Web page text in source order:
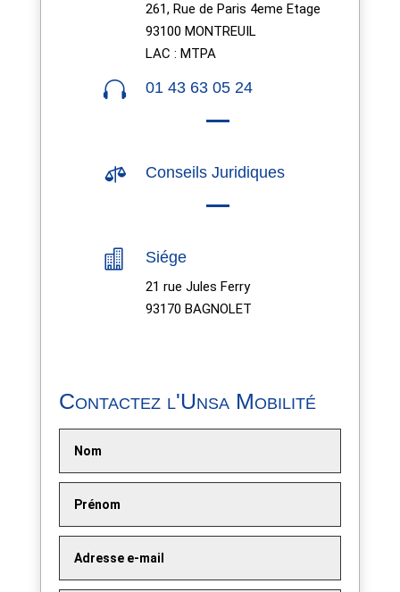
261, Rue de Paris 4eme Etage
93100 MONTREUIL
LAC : MTPA
 01 43 63 05 24
 Conseils Juridiques
 Siége
21 rue Jules Ferry
93170 BAGNOLET
Contactez l'Unsa Mobilité